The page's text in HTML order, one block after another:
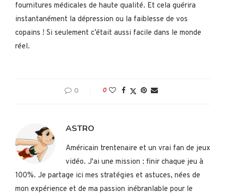
fournitures médicales de haute qualité. Et cela guérira
instantanément la dépression ou la faiblesse de vos
copains ! Si seulement c’était aussi facile dans le monde
réel.
0 0
ASTRO
Américain trentenaire et un vrai fan de jeux
vidéo. J'ai une mission : finir chaque jeu à
100%. Je partage ici mes stratégies et astuces, nées de
mon expérience et de ma passion inébranlable pour le